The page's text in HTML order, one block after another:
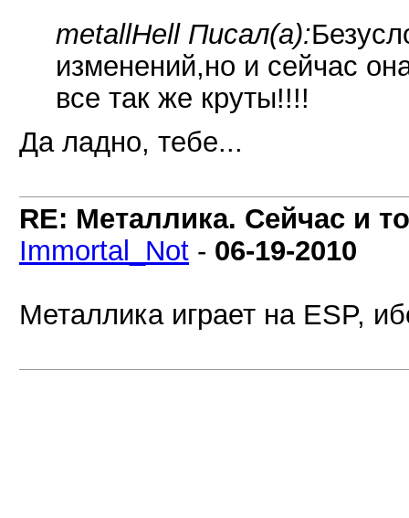
metallHell Писал(а):
изменений,но и сейчас
все так же круты!!!!
Да ладно, тебе...
RE: Металлика. Сейчас и
Immortal_Not - 06-19-2010
Металлика играет на ESP,